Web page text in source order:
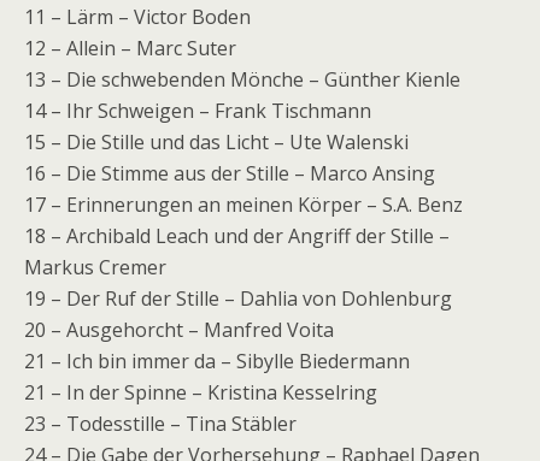
11 – Lärm – Victor Boden
12 – Allein – Marc Suter
13 – Die schwebenden Mönche – Günther Kienle
14 – Ihr Schweigen – Frank Tischmann
15 – Die Stille und das Licht – Ute Walenski
16 – Die Stimme aus der Stille – Marco Ansing
17 – Erinnerungen an meinen Körper – S.A. Benz
18 – Archibald Leach und der Angriff der Stille –
Markus Cremer
19 – Der Ruf der Stille – Dahlia von Dohlenburg
20 – Ausgehorcht – Manfred Voita
21 – Ich bin immer da – Sibylle Biedermann
21 – In der Spinne – Kristina Kesselring
23 – Todesstille – Tina Stäbler
24 – Die Gabe der Vorhersehung – Raphael Dagen